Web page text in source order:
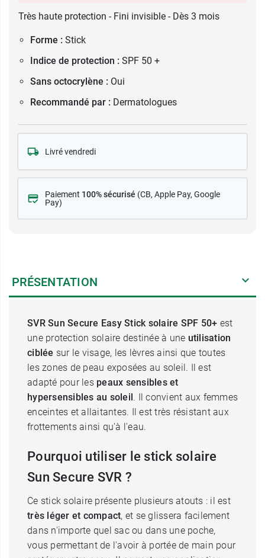
Très haute protection - Fini invisible - Dès 3 mois
Forme : Stick
Indice de protection : SPF 50 +
Sans octocrylène : Oui
Recommandé par : Dermatologues
Livré vendredi
Paiement 100% sécurisé (CB, Apple Pay, Google
Pay)
PRÉSENTATION
SVR Sun Secure Easy Stick solaire SPF 50+ est
une protection solaire destinée à une utilisation
ciblée sur le visage, les lèvres ainsi que toutes
les zones de peau exposées au soleil. Il est
adapté pour les peaux sensibles et
hypersensibles au soleil. Il convient aux femmes
enceintes et allaitantes. Il est très résistant aux
frottements ainsi qu'à l'eau.
Pourquoi utiliser le stick solaire
Sun Secure SVR ?
Ce stick solaire présente plusieurs atouts : il est
très léger et compact, et se glissera facilement
dans n'importe quel sac ou dans une poche,
vous permettant de l'avoir à portée de main pour